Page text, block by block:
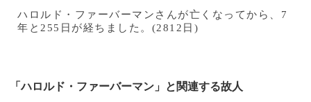
ハロルド・ファーバーマンさんが亡くなってから、7
年と255日が経ちました。(2812日)
「ハロルド・ファーバーマン」と関連する故人